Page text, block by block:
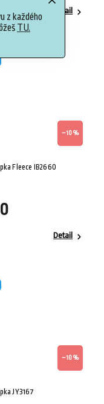
z každého
TU.
Detail
–10 %
Fleece IB2660
Detail
–10 %
JY3167